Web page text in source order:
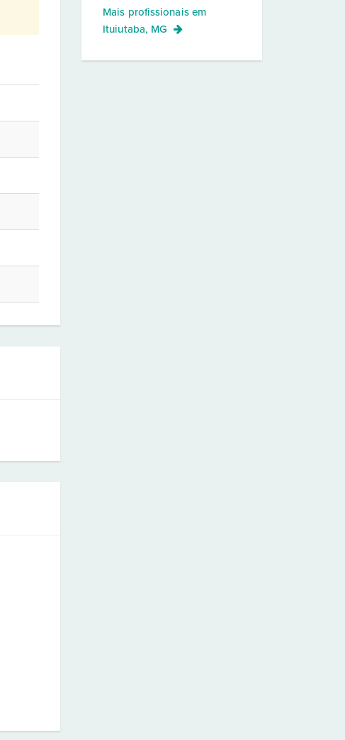
Mais profissionais em
Ituiutaba, MG